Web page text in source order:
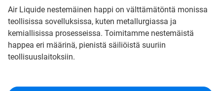
Air Liquide nestemäinen happi on välttämätöntä monissa
teollisissa sovelluksissa, kuten metallurgiassa ja
kemiallisissa prosesseissa. Toimitamme nestemäistä
happea eri määrinä, pienistä säiliöistä suuriin
teollisuuslaitoksiin.